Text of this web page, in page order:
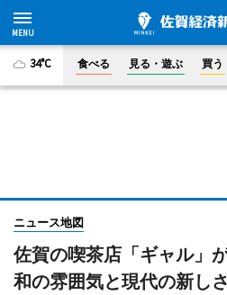
34°C 食べる 見る・遊ぶ 買う
ニュース地図
佐賀の喫茶店「ギャル」
和の雰囲気と現代の新し